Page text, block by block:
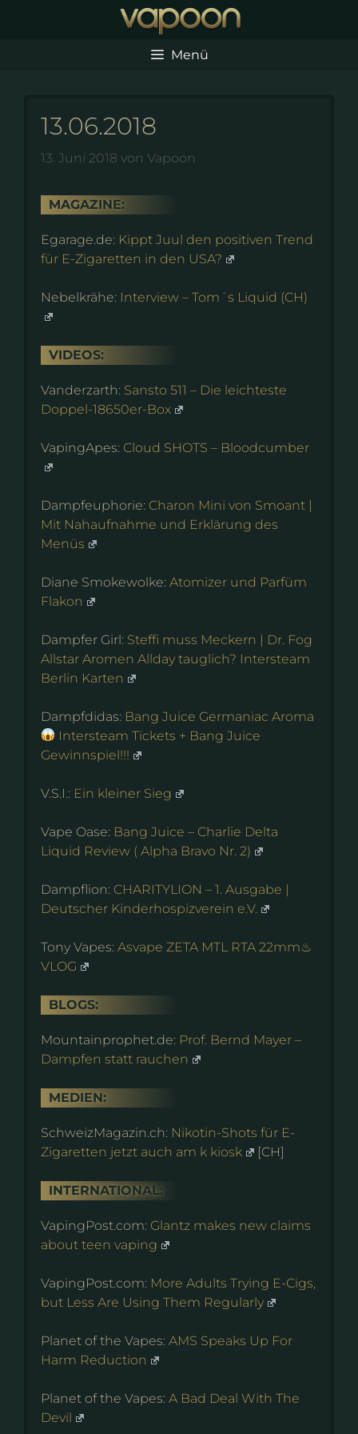
Menü
13.06.2018
13. Juni 2018 von Vapoon
MAGAZINE:
Egarage.de: Kippt Juul den positiven Trend
für E-Zigaretten in den USA?
Nebelkrähe: Interview – Tom´s Liquid (CH)
VIDEOS:
Vanderzarth: Sansto 511 – Die leichteste
Doppel-18650er-Box
VapingApes: Cloud SHOTS – Bloodcumber
Dampfeuphorie: Charon Mini von Smoant |
Mit Nahaufnahme und Erklärung des
Menüs
Diane Smokewolke: Atomizer und Parfüm
Flakon
Dampfer Girl: Steffi muss Meckern | Dr. Fog
Allstar Aromen Allday tauglich? Intersteam
Berlin Karten
Dampfdidas: Bang Juice Germaniac Aroma
Intersteam Tickets + Bang Juice
Gewinnspiel!!!
V.S.I.: Ein kleiner Sieg
Vape Oase: Bang Juice – Charlie Delta
Liquid Review ( Alpha Bravo Nr. 2)
Dampflion: CHARITYLION – 1. Ausgabe |
Deutscher Kinderhospizverein e.V.
Tony Vapes: Asvape ZETA MTL RTA 22mm♨
VLOG
BLOGS:
Mountainprophet.de: Prof. Bernd Mayer –
Dampfen statt rauchen
MEDIEN:
SchweizMagazin.ch: Nikotin-Shots für E-
Zigaretten jetzt auch am k kiosk
[CH]
INTERNATIONAL:
VapingPost.com: Glantz makes new claims
about teen vaping
VapingPost.com: More Adults Trying E-Cigs,
but Less Are Using Them Regularly
Planet of the Vapes: AMS Speaks Up For
Harm Reduction
Planet of the Vapes: A Bad Deal With The
Devil